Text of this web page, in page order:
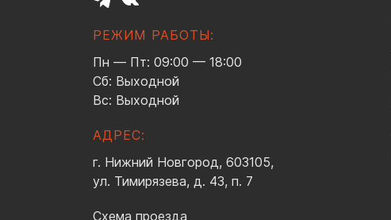
РЕЖИМ РАБОТЫ:
Пн — Пт: 09:00 — 18:00
Сб: Выходной
Вс: Выходной
АДРЕС:
г. Нижний Новгород, 603105,
ул. Тимирязева, д. 43, п. 7
Схема проезда